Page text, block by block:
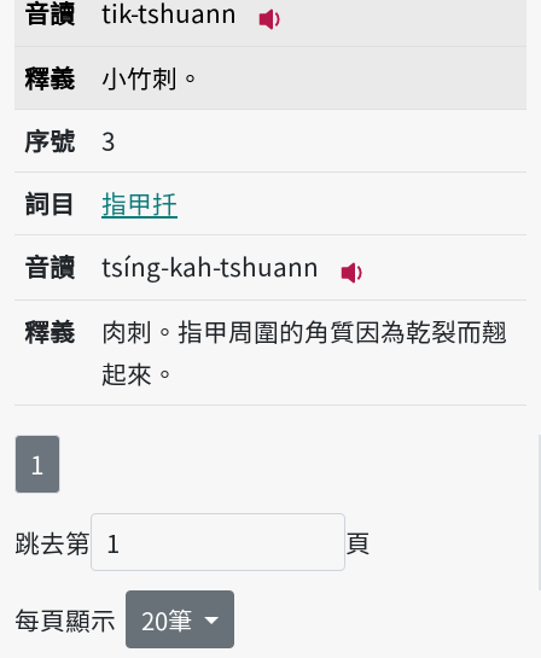
音讀
tik-tshuann
釋義
小竹刺。
序號3指甲扦
序號
3
詞目
指甲扦
音讀
tsíng-kah-tshuann
播放音讀tsíng-
釋義
肉刺。指甲周圍的角質因為乾裂而翹
起來。
第
1
跳去第
頁碼
頁
每頁顯示 20筆